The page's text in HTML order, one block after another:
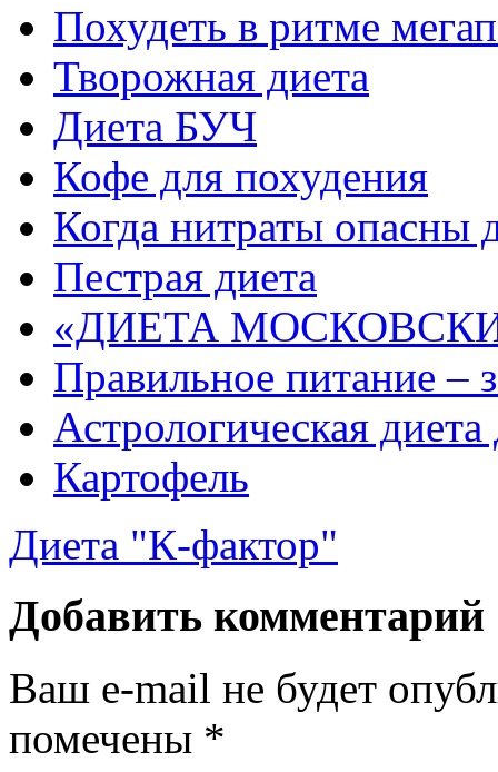
Похудеть в ритме
Творожная диета
Диета БУЧ
Кофе для похудения
Когда нитраты опасны
Пестрая диета
«ДИЕТА
Правильное питание –
Астрологическая диета
Картофель
Диета "К-фактор"
Добавить комментарий
Ваш e-mail не будет
помечены *